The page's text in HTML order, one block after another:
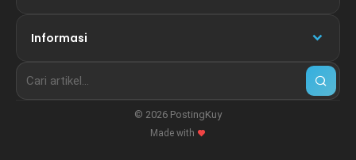
Informasi
© 2026 PostingKuy
Made with